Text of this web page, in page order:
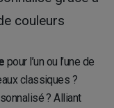
couleurs
pour l’un ou l’une de
classiques ?
? Alliant